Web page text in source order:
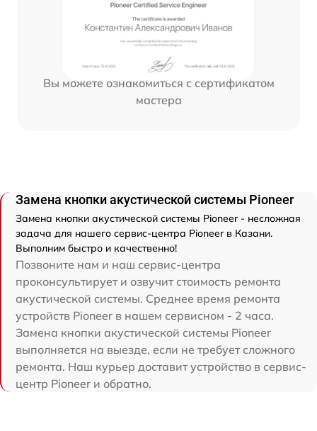
Вы можете ознакомиться с сертификатом
мастера
Замена кнопки акустической системы Pioneer
Замена кнопки акустической системы Pioneer - несложная
задача для нашего сервис-центра Pioneer в Казани.
Выполним быстро и качественно!
Позвоните нам и наш сервис-центра
проконсультирует и озвучит стоимость ремонта
акустической системы. Среднее время ремонта
устройств Pioneer в нашем сервисном - 2 часа.
Замена кнопки акустической системы Pioneer
выполняется на выезде, если не требует сложного
ремонта. Наш курьер доставит устройство в сервис-
центр Pioneer и обратно.